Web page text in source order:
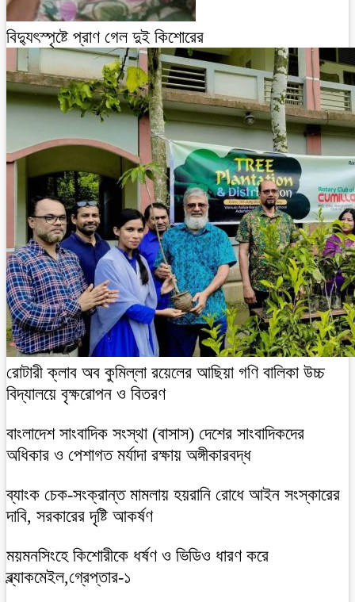
বিদ্যুৎস্পৃষ্টে প্রাণ গেল দুই কিশোরের
রোটারী ক্লাব অব কুমিল্লা রয়েলের আছিয়া গণি বালিকা উচ্চ
বিদ্যালয়ে বৃক্ষরোপন ও বিতরণ
বাংলাদেশ সাংবাদিক সংস্থা (বাসাস) দেশের সাংবাদিকদের
অধিকার ও পেশাগত মর্যাদা রক্ষায় অঙ্গীকারবদ্ধ
ব্যাংক চেক-সংক্রান্ত মামলায় হয়রানি রোধে আইন সংস্কারের
দাবি, সরকারের দৃষ্টি আকর্ষণ
ময়মনসিংহে কিশোরীকে ধর্ষণ ও ভিডিও ধারণ করে
ব্ল্যাকমেইল,গ্রেপ্তার-১